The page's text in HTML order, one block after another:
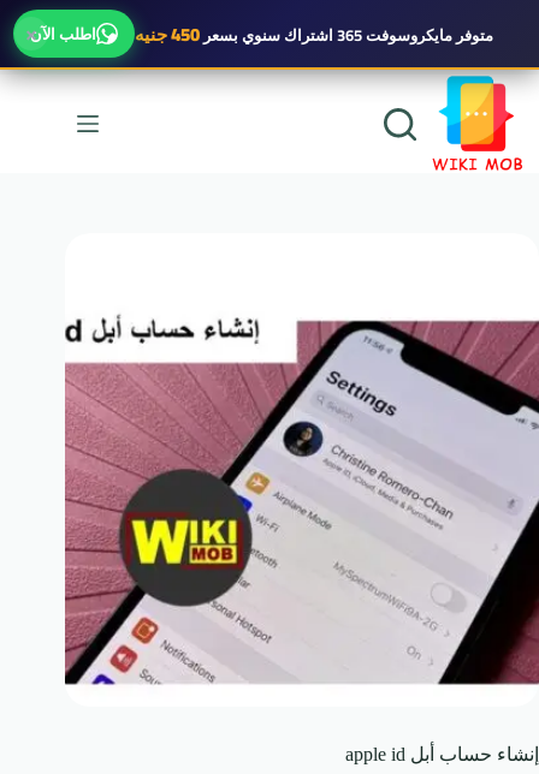
× متوفرمايكروسوفت 365 اشتراك سنوي بسعر450 جنيه اطلب الآن
التجاوز
المحتوى
إنشاء حساب أبل apple id